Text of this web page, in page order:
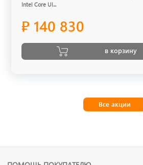
Intel Core Ul...
₽ 140 830
в корзину
Все акции